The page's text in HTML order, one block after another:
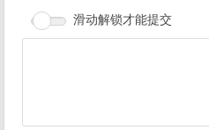
滑动解锁才能提交